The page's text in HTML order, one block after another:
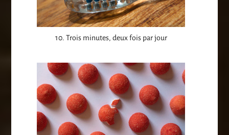
10. Trois minutes, deux fois par jour